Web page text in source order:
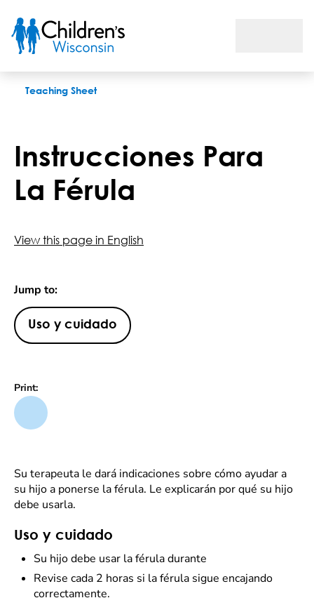
Teaching Sheet
Instrucciones Para
La Férula
View this page in English
Jump to:
Uso y cuidado
Print:
Su terapeuta le dará indicaciones sobre cómo ayudar a
su hijo a ponerse la férula. Le explicarán por qué su hijo
debe usarla.
Uso y cuidado
Su hijo debe usar la férula durante
Revise cada 2 horas si la férula sigue encajando
correctamente.